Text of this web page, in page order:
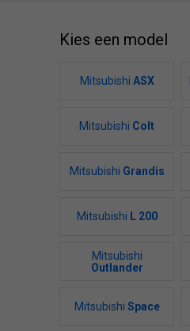
Kies een model
Mitsubishi ASX
Mitsubishi Colt
Mitsubishi Grandis
Mitsubishi L 200
Mitsubishi
Outlander
Mitsubishi Space